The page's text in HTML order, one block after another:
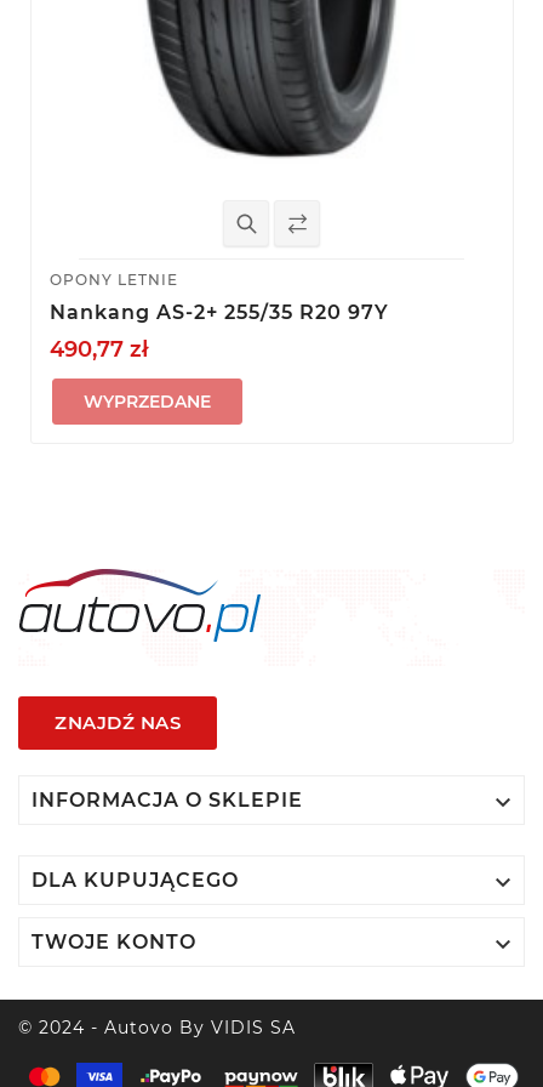
OPONY LETNIE
Nankang AS-2+ 255/35 R20 97Y
490,77 zł
WYPRZEDANE
ZNAJDŹ NAS
INFORMACJA O SKLEPIE 
DLA KUPUJĄCEGO 
TWOJE KONTO 
© 2024 - Autovo By VIDIS SA